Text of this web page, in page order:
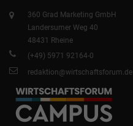
360 Grad Marketing GmbH
Landersumer Weg 40
48431 Rheine
(+49) 5971 92164-0
redaktion@wirtschaftsforum.de